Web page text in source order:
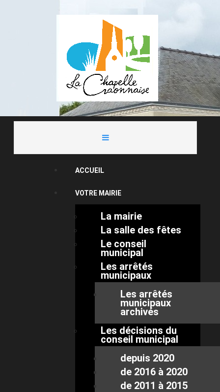
ACCUEIL
VOTRE MAIRIE
La mairie
La salle des fêtes
Le conseil
municipal
Les arrêtés
municipaux
Les arrêtés
municipaux
archivés
Les décisions du
conseil municipal
depuis 2020
de 2016 à 2020
de 2011 à 2015